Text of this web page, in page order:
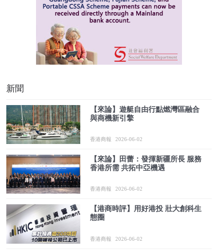
新聞
【來論】遊艇自由行點燃灣區融合
與商機新引擎
香港商報 2026-06-02
【來論】田蕾：發揮新疆所長 服務
香港所需 共拓中亞機遇
香港商報 2026-06-02
【港商時評】用好港投 壯大創科生
態圈
香港商報 2026-06-02